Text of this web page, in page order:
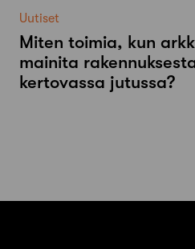
Uutiset
Miten toimia, kun
mainita
kertovassa jutussa?